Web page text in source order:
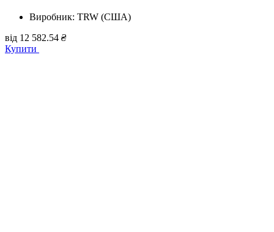
Виробник: TRW (США)
від 12 582.54 ₴
Купити